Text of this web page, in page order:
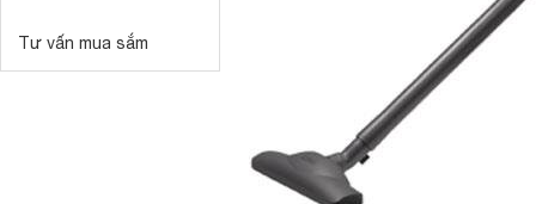
Tư vấn mua sắm